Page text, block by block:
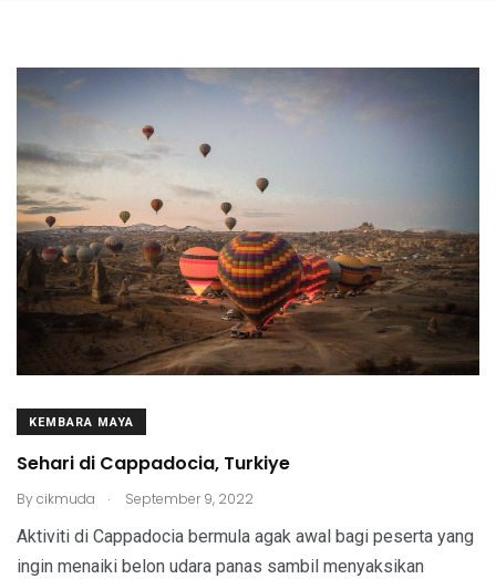
KEMBARA MAYA
Sehari di Cappadocia, Turkiye
Bycikmuda . September 9, 2022
Aktiviti di Cappadocia bermula agak awal bagi peserta yang
ingin menaiki belon udara panas sambil menyaksikan